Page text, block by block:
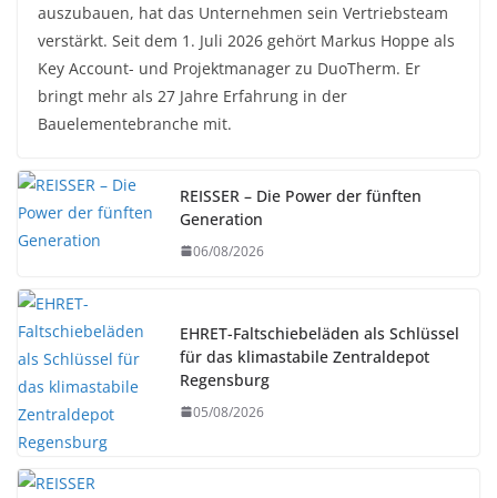
auszubauen, hat das Unternehmen sein Vertriebsteam
verstärkt. Seit dem 1. Juli 2026 gehört Markus Hoppe als
Key Account- und Projektmanager zu DuoTherm. Er
bringt mehr als 27 Jahre Erfahrung in der
Bauelementebranche mit.
REISSER – Die Power der fünften
Generation
06/08/2026
EHRET-Faltschiebeläden als Schlüssel
für das klimastabile Zentraldepot
Regensburg
05/08/2026